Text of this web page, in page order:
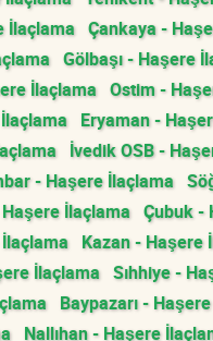
İlaçlama Çankaya -
Gölbaşı - Haşere
İlaçlama Ostim -
Eryaman -
İvedik OSB -
- Haşere İlaçlama
İlaçlama Çubuk -
Kazan - Haşere
İlaçlama Sıhhiye -
Baypazarı -
Nallıhan - Haşere